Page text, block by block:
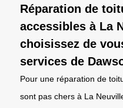
Réparation de
accessibles à La
choisissez de
services de
Pour une réparation de
sont pas chers à La